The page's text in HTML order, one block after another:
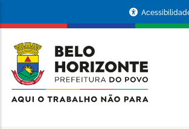
conteúdo
principal
da
Prefeitura
de